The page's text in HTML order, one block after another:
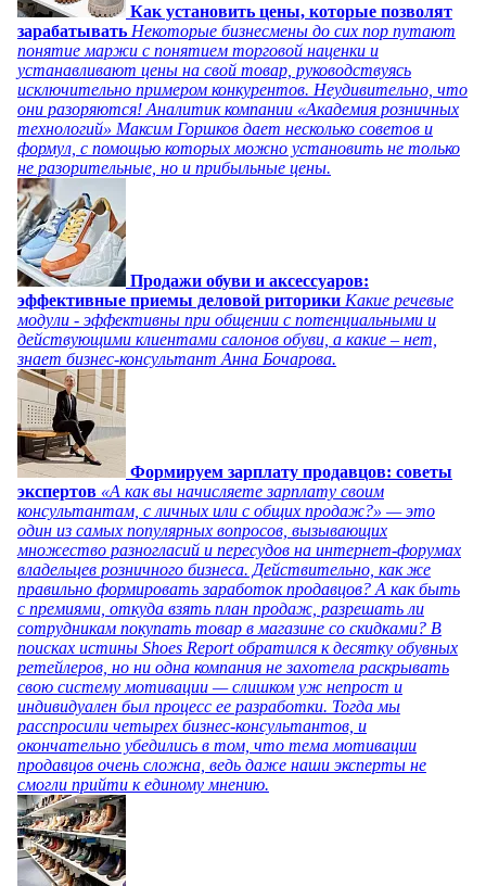
Как установить цены, которые позволят
зарабатывать Некоторые бизнесмены до сих пор путают
понятие маржи с понятием торговой наценки и
устанавливают цены на свой товар, руководствуясь
исключительно примером конкурентов. Неудивительно, что
они разоряются! Аналитик компании «Академия розничных
технологий» Максим Горшков дает несколько советов и
формул, с помощью которых можно установить не только
не разорительные, но и прибыльные цены.
Продажи обуви и аксессуаров:
эффективные приемы деловой риторики Какие речевые
модули - эффективны при общении с потенциальными и
действующими клиентами салонов обуви, а какие – нет,
знает бизнес-консультант Анна Бочарова.
Формируем зарплату продавцов: советы
экспертов «А как вы начисляете зарплату своим
консультантам, с личных или с общих продаж?» — это
один из самых популярных вопросов, вызывающих
множество разногласий и пересудов на интернет-форумах
владельцев розничного бизнеса. Действительно, как же
правильно формировать заработок продавцов? А как быть
с премиями, откуда взять план продаж, разрешать ли
сотрудникам покупать товар в магазине со скидками? В
поисках истины Shoes Report обратился к десятку обувных
ретейлеров, но ни одна компания не захотела раскрывать
свою систему мотивации — слишком уж непрост и
индивидуален был процесс ее разработки. Тогда мы
расспросили четырех бизнес-консультантов, и
окончательно убедились в том, что тема мотивации
продавцов очень сложна, ведь даже наши эксперты не
смогли прийти к единому мнению.